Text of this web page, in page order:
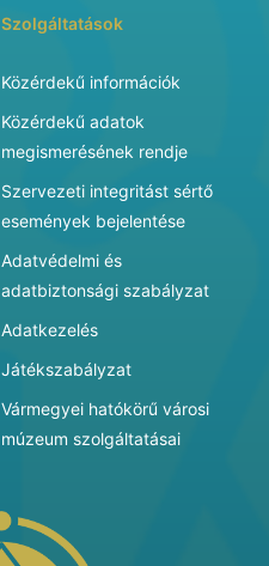
Szolgáltatások
Közérdekű információk
Közérdekű adatok
megismerésének rendje
Szervezeti integritást sértő
események bejelentése
Adatvédelmi és
adatbiztonsági szabályzat
Adatkezelés
Játékszabályzat
Vármegyei hatókörű városi
múzeum szolgáltatásai